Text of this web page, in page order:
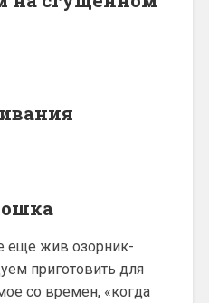
еще жив озорник-
приготовить для
со времен, «когда